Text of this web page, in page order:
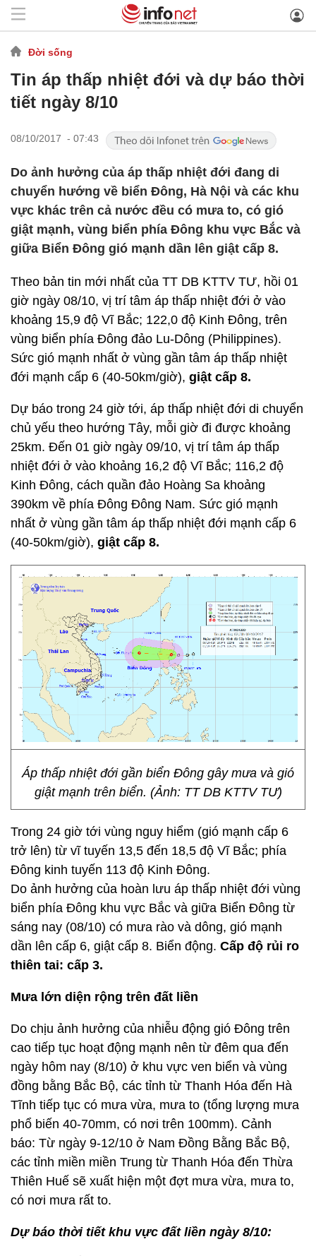
Đời sống
Tin áp thấp nhiệt đới và dự báo thời
tiết ngày 8/10
08/10/2017 - 07:43
Do ảnh hưởng của áp thấp nhiệt đới đang di
chuyển hướng về biển Đông, Hà Nội và các khu
vực khác trên cả nước đều có mưa to, có gió
giật mạnh, vùng biển phía Đông khu vực Bắc và
giữa Biển Đông gió mạnh dần lên giật cấp 8.
Theo bản tin mới nhất của TT DB KTTV TƯ, hồi 01
giờ ngày 08/10, vị trí tâm áp thấp nhiệt đới ở vào
khoảng 15,9 độ Vĩ Bắc; 122,0 độ Kinh Đông, trên
vùng biển phía Đông đảo Lu-Dông (Philippines).
Sức gió mạnh nhất ở vùng gần tâm áp thấp nhiệt
đới mạnh cấp 6 (40-50km/giờ), giật cấp 8.
Dự báo trong 24 giờ tới, áp thấp nhiệt đới di chuyển
chủ yếu theo hướng Tây, mỗi giờ đi được khoảng
25km. Đến 01 giờ ngày 09/10, vị trí tâm áp thấp
nhiệt đới ở vào khoảng 16,2 độ Vĩ Bắc; 116,2 độ
Kinh Đông, cách quần đảo Hoàng Sa khoảng
390km về phía Đông Đông Nam. Sức gió mạnh
nhất ở vùng gần tâm áp thấp nhiệt đới mạnh cấp 6
(40-50km/giờ), giật cấp 8.
Áp thấp nhiệt đới gần biển Đông gây mưa và gió
giật mạnh trên biển. (Ảnh: TT DB KTTV TƯ)
Trong 24 giờ tới vùng nguy hiểm (gió mạnh cấp 6
trở lên) từ vĩ tuyến 13,5 đến 18,5 độ Vĩ Bắc; phía
Đông kinh tuyến 113 độ Kinh Đông.
Do ảnh hưởng của hoàn lưu áp thấp nhiệt đới vùng
biển phía Đông khu vực Bắc và giữa Biển Đông từ
sáng nay (08/10) có mưa rào và dông, gió mạnh
dần lên cấp 6, giật cấp 8. Biển động. Cấp độ rủi ro
thiên tai: cấp 3.
Mưa lớn diện rộng trên đất liền
Do chịu ảnh hưởng của nhiễu động gió Đông trên
cao tiếp tục hoạt động mạnh nên từ đêm qua đến
ngày hôm nay (8/10) ở khu vực ven biển và vùng
đồng bằng Bắc Bộ, các tỉnh từ Thanh Hóa đến Hà
Tĩnh tiếp tục có mưa vừa, mưa to (tổng lượng mưa
phổ biến 40-70mm, có nơi trên 100mm). Cảnh
báo: Từ ngày 9-12/10 ở Nam Đồng Bằng Bắc Bộ,
các tỉnh miền miền Trung từ Thanh Hóa đến Thừa
Thiên Huế sẽ xuất hiện một đợt mưa vừa, mưa to,
có nơi mưa rất to.
Dự báo thời tiết khu vực đất liền ngày 8/10: